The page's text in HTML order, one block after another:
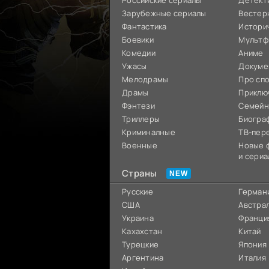
Зарубежные сериалы
Фантастика
Боевики
Комедии
Ужасы
Мелодрамы
Драмы
Фэнтези
Триллеры
Криминалные
Военные
Аниме
Про
ТВ-
Новые
и
Страны
Русские
США
Украина
Кахахстан
Турецкие
Аргентина
Китай
Япония
Италия